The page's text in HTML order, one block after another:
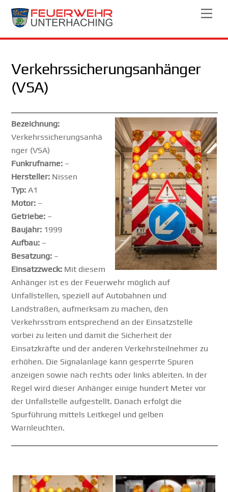
Skip
Verkehrssicherungsanhänger
(VSA)
Bezeichnung:
Verkehrssicherungsanhä
nger (VSA)
Funkrufname: –
Hersteller: Nissen
Typ: A1
Motor: –
Getriebe: –
Baujahr: 1999
Aufbau: –
Besatzung: –
Einsatzzweck: Mit diesem
Anhänger ist es der Feuerwehr möglich auf
Unfallstellen, speziell auf Autobahnen und
Landstraßen, aufmerksam zu machen, den
Verkehrsstrom entsprechend an der Einsatzstelle
vorbei zu leiten und damit die Sicherheit der
Einsatzkräfte und der anderen Verkehrsteilnehmer zu
erhöhen. Die Signalanlage kann gesperrte Spuren
anzeigen sowie nach rechts oder links ableiten. In der
Regel wird dieser Anhänger einige hundert Meter vor
der Unfallstelle aufgestellt. Danach erfolgt die
Spurführung mittels Leitkegel und gelben
Warnleuchten.